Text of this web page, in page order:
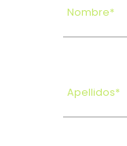
Nombre*
Apellidos*